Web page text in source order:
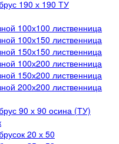
190 х 190 ТУ
100х100 лиственница
100х150 лиственница
150х150 лиственница
100х200 лиственница
150х200 лиственница
200х200 лиственница
90 х 90 осина (ТУ)
20 х 50